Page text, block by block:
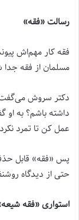
رسالت «فقه»
فقه کار مهم‌اش
مسلمان از فقه
دکتر سروش
داشته باشم؟ به
عمل کن تا تمرد
پس «فقه» قابل
حتی از دیدگاه
استواری «فقه